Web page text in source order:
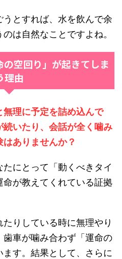
とすれば、水を飲んで余
は自然なことですよね。
空回り」が起きてしま
理由
無理に予定を詰め込んで
続いたり、会話が全く噛み
ありませんか？
にとって「動くべきタイ
命が教えてくれている証拠
りしている時に無理やり
車が噛み合わず「運命の
す。結果として、さらに